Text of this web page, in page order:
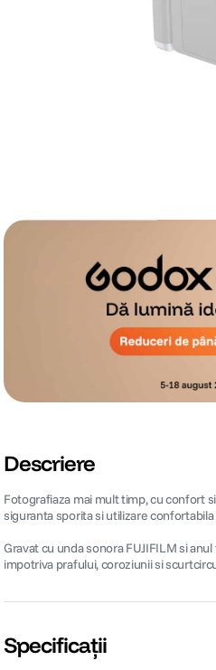
.
Descriere
Fotografiaza mai mult timp, cu confort
siguranta sporita si utilizare confortabila
Gravat cu unda sonora FUJIFILM si
impotriva prafului, coroziunii si
Specificații